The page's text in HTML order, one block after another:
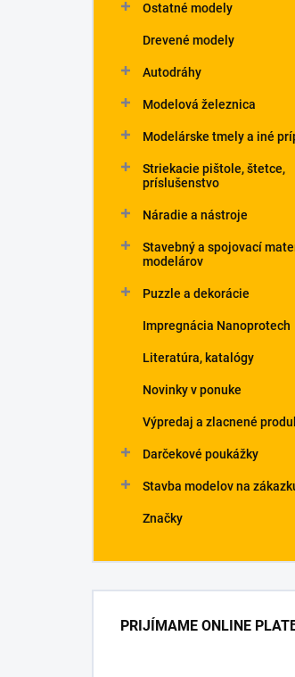
Ostatné modely
Drevené modely
Autodráhy
Modelová železnica
Modelárske tmely a iné
Striekacie pištole, štetce,
príslušenstvo
Náradie a nástroje
Stavebný a spojovací
modelárov
Puzzle a dekorácie
Impregnácia Nanoprotech
Literatúra, katalógy
Novinky v ponuke
Výpredaj a zlacnené
Darčekové poukážky
Stavba modelov na
Značky
PRIJÍMAME ONLINE